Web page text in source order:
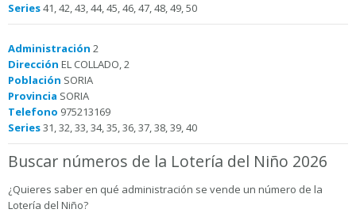
Series41, 42, 43, 44, 45, 46, 47, 48, 49, 50
Administración 2
Dirección EL COLLADO, 2
Población SORIA
Provincia SORIA
Telefono 975213169
Series31, 32, 33, 34, 35, 36, 37, 38, 39, 40
Buscar números de la Lotería del Niño 2026
¿Quieres saber en qué administración se vende un número de la
Lotería del Niño?